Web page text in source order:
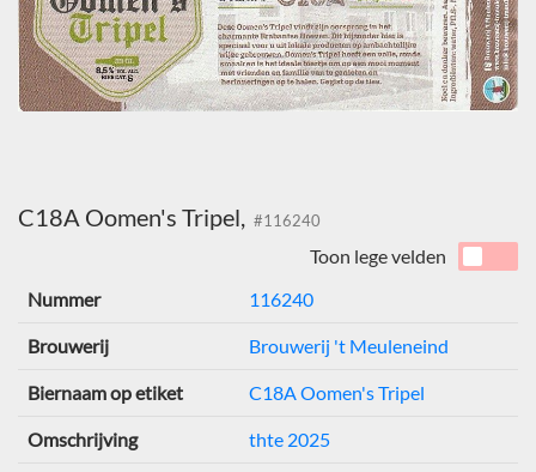
C18A Oomen's Tripel, #116240
Toon lege velden
Nummer
116240
Brouwerij Brouwerij 't Meuleneind
Biernaam op etiket C18A Oomen's Tripel
Omschrijving thte 2025